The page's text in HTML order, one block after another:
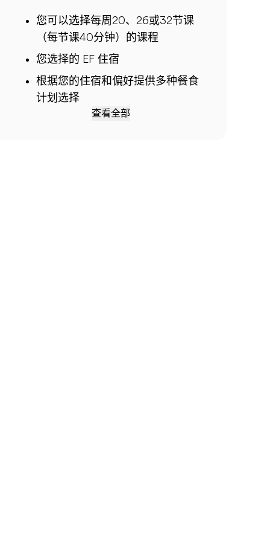
您可以选择每周20、26或32节课
（每节课40分钟）的课程
您选择的 EF 住宿
根据您的住宿和偏好提供多种餐食
计划选择
查看全部